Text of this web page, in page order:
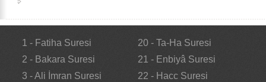
1 - Fatiha Suresi
2 - Bakara Suresi
3 - Ali İmran Suresi
20 - Ta-Ha Suresi
21 - Enbiyâ Suresi
22 - Hacc Suresi